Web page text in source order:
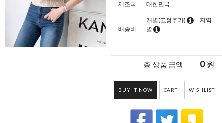
제조국 대한민국
배송비
개별(고정추가)
지역
별
총 상품 금액 0원
BUY IT NOW CART WISHLIST